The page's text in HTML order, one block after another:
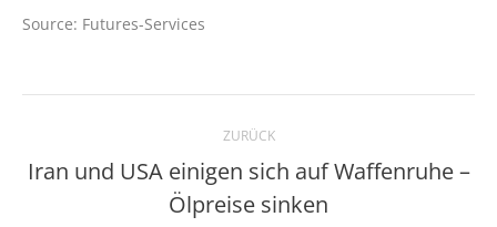
Source: Futures-Services
Kommentarnavigation
ZURÜCK
Vorheriger
Beitrag:
Iran und USA einigen sich auf Waffenruhe –
Ölpreise sinken